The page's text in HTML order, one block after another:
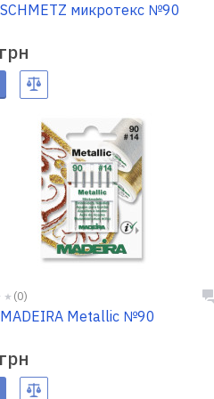
микротекс №90
(0)
Metallic №90